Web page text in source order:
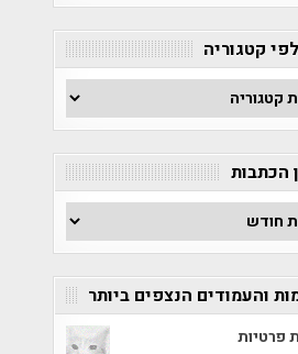
קטגוריה
הכתבות
והעמודים הנצפים ביותר
פרטיות